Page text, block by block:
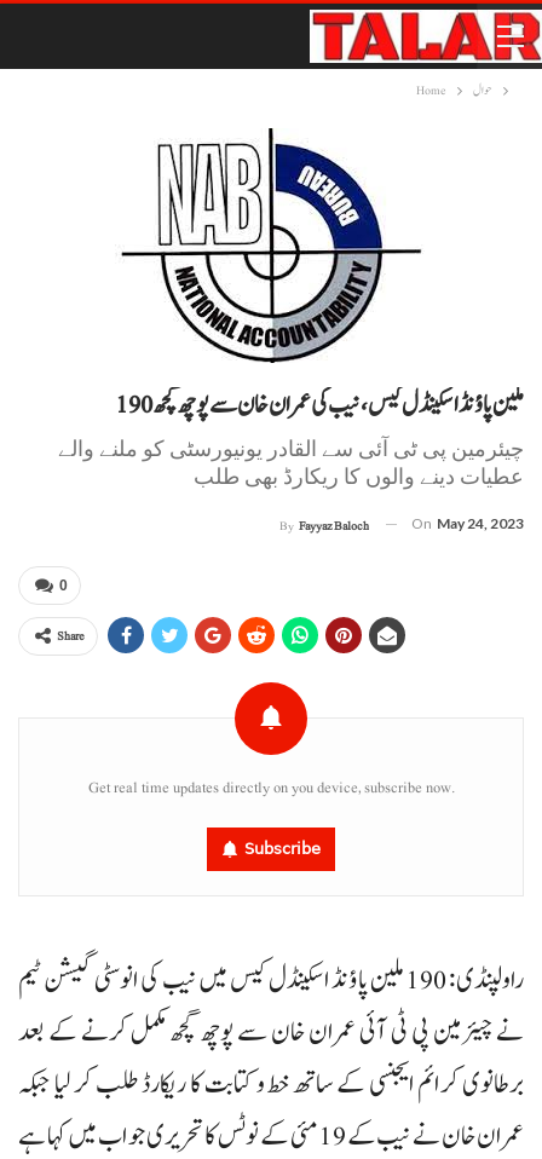
Home حوال
190 ملین پاؤنڈ اسکینڈل کیس،نیب کی عمران خان سے پو چھ گچھ
چیئرمین پی ٹی آئی سے القادر یونیورسٹی کو ملنے والے
عطیات دینے والوں کا ریکارڈ بھی طلب
By Fayyaz Baloch On May 24, 2023
0
Share
Get real time updates directly on you device, subscribe now.
Subscribe
راولپنڈی : 190 ملین پاؤنڈ اسکینڈل کیس میں نیب کی انوسٹی گیشن ٹیم
نے چیئرمین پی ٹی آئی عمران خان سے پوچھ گچھ مکمل کرنے کے بعد
برطانوی کرائم ایجنسی کے ساتھ خط و کتابت کا ریکارڈ طلب کر لیا جبکہ
عمران خان نے نیب کے 19 مئی کے نوٹس کا تحریری جواب میں کہا ہے